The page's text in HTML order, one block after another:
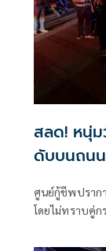
สลด! หนุ่ม
ดับบนถนน
ศูนย์กู้ชีพปราก
โดยไม่ทราบคู่